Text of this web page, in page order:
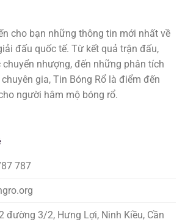
cho bạn những thông tin mới nhất về
đấu quốc tế. Từ kết quả trận đấu,
nhượng, đến những phân tích
gia, Tin Bóng Rổ là điểm đến
người hâm mộ bóng rổ.
787
đường 3/2, Hưng Lợi, Ninh Kiều, Cần